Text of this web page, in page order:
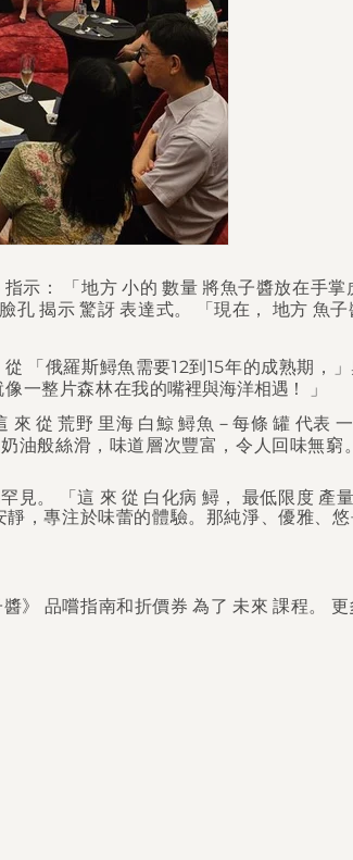
指示： 「地方 小的 數量 將魚子醬放在手掌
臉孔 揭示 驚訝 表達式。 「現在， 地方 魚子
從
「俄羅斯鱘魚需要12到15年的成熟期，
一整片森林在我的嘴裡與海洋相遇！ 」
來 從 荒野 里海 白鯨 鱘魚－每條 罐 代表
般絲滑，味道層次豐富，令人回味無窮
見。
「這 來 從 白化病 鱘， 最低限度 產
，專注於味蕾的體驗。那純淨、優雅、
》 品嚐指南和折價券 為了 未來 課程。 更